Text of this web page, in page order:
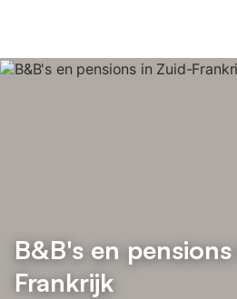
B&B's en
Frankrijk